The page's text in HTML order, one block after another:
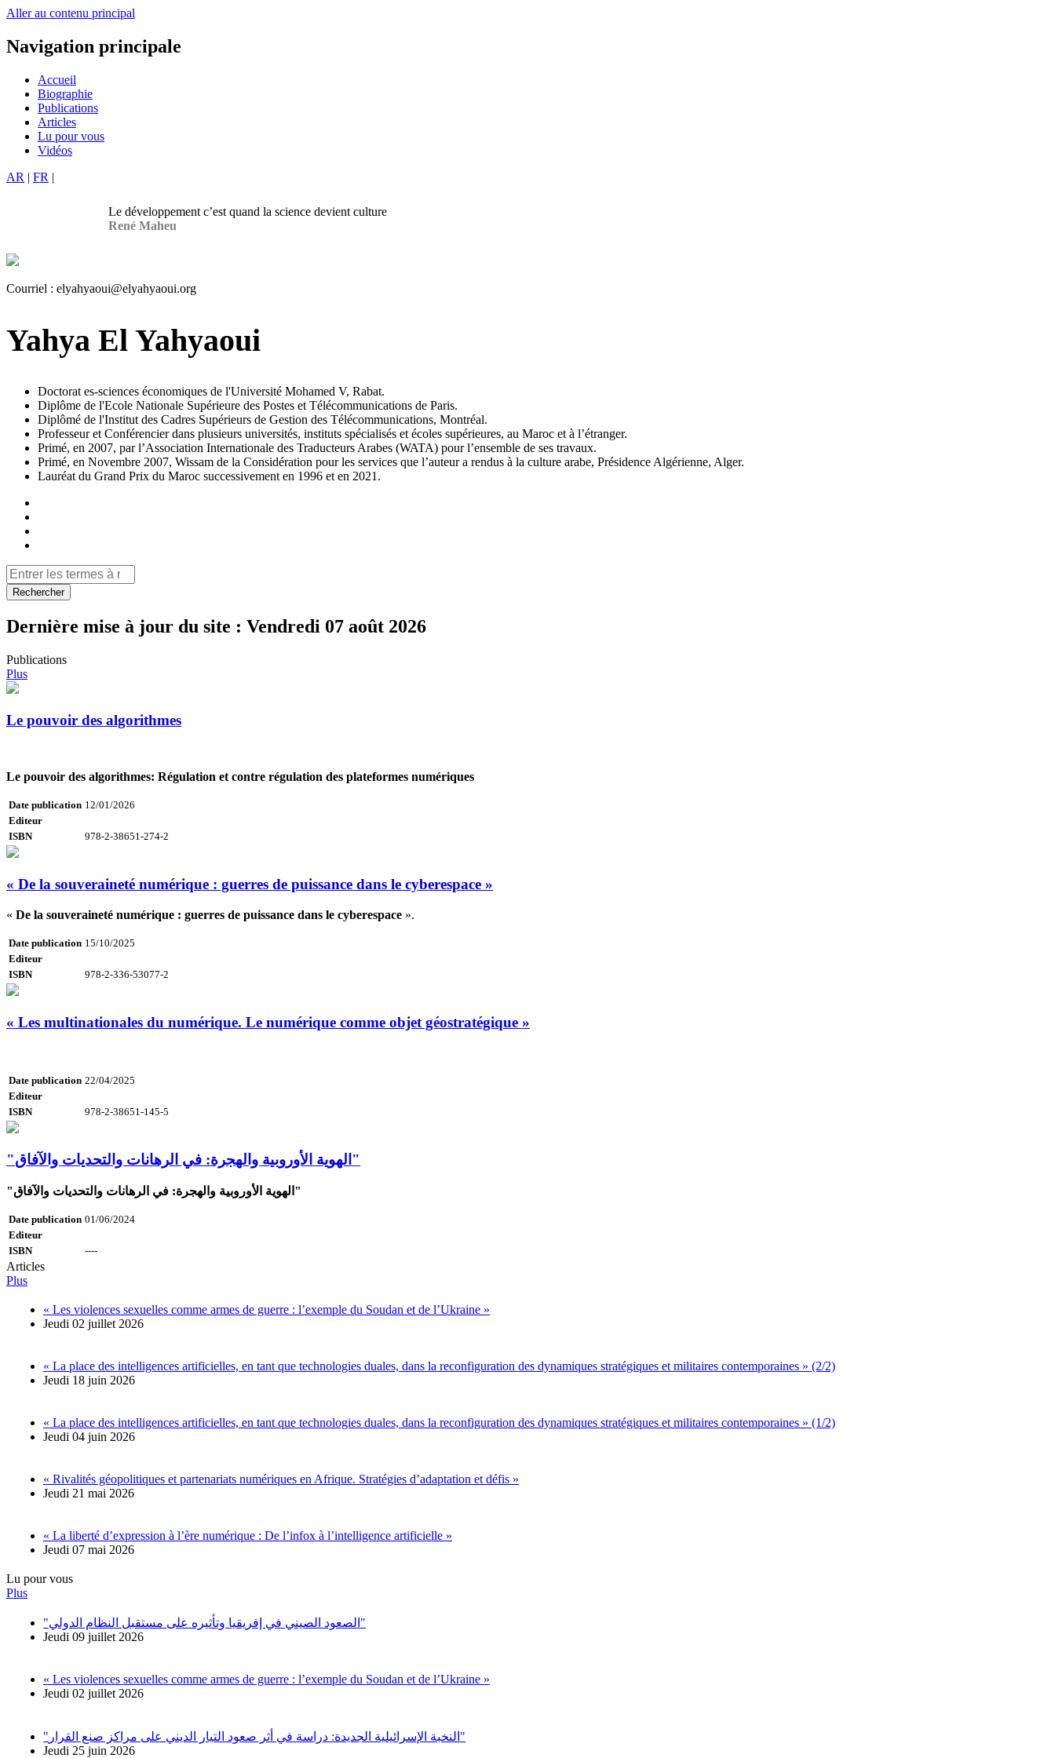
Aller au contenu principal
Navigation principale
Accueil
Biographie
Publications
Articles
Lu pour vous
Vidéos
AR | FR |
Le développement c’est quand la science devient culture
René Maheu
Courriel : elyahyaoui@elyahyaoui.org
Yahya El Yahyaoui
Doctorat es-sciences économiques de l'Université Mohamed V, Rabat.
Diplôme de l'Ecole Nationale Supérieure des Postes et Télécommunications de Paris.
Diplômé de l'Institut des Cadres Supérieurs de Gestion des Télécommunications, Montréal.
Professeur et Conférencier dans plusieurs universités, instituts spécialisés et écoles supérieures, au Maroc et à l’étranger.
Primé, en 2007, par l’Association Internationale des Traducteurs Arabes (WATA) pour l’ensemble de ses travaux.
Primé, en Novembre 2007, Wissam de la Considération pour les services que l’auteur a rendus à la culture arabe, Présidence Algérienne, Alger.
Lauréat du Grand Prix du Maroc successivement en 1996 et en 2021.
Rechercher
Dernière mise à jour du site : Vendredi 07 août 2026
Publications
Plus
Le pouvoir des algorithmes
Le pouvoir des algorithmes: Régulation et contre régulation des plateformes numériques
Date publication 12/01/2026
Editeur
ISBN
978-2-38651-274-2
« De la souveraineté numérique : guerres de puissance dans le cyberespace »
« De la souveraineté numérique : guerres de puissance dans le cyberespace ».
Date publication 15/10/2025
Editeur
ISBN
978-2-336-53077-2
« Les multinationales du numérique. Le numérique comme objet géostratégique »
Date publication 22/04/2025
Editeur
ISBN
978-2-38651-145-5
"الهوية الأوروبية والهجرة: في الرهانات والتحديات والآفاق"
"الهوية الأوروبية والهجرة: في الرهانات والتحديات والآفاق"
Date publication 01/06/2024
Editeur
ISBN
----
Articles
Plus
« Les violences sexuelles comme armes de guerre : l’exemple du Soudan et de l’Ukraine »
Jeudi 02 juillet 2026
« La place des intelligences artificielles, en tant que technologies duales, dans la reconfiguration des dynamiques stratégiques et militaires contemporaines » (2/2)
Jeudi 18 juin 2026
« La place des intelligences artificielles, en tant que technologies duales, dans la reconfiguration des dynamiques stratégiques et militaires contemporaines » (1/2)
Jeudi 04 juin 2026
« Rivalités géopolitiques et partenariats numériques en Afrique. Stratégies d’adaptation et défis »
Jeudi 21 mai 2026
« La liberté d’expression à l’ère numérique : De l’infox à l’intelligence artificielle »
Jeudi 07 mai 2026
Lu pour vous
Plus
"الصعود الصيني في إفريقيا وتأثيره على مستقبل النظام الدولي"
Jeudi 09 juillet 2026
« Les violences sexuelles comme armes de guerre : l’exemple du Soudan et de l’Ukraine »
Jeudi 02 juillet 2026
"النخبة الإسرائيلية الجديدة: دراسة في أثر صعود التيار الديني على مراكز صنع القرار"
Jeudi 25 juin 2026